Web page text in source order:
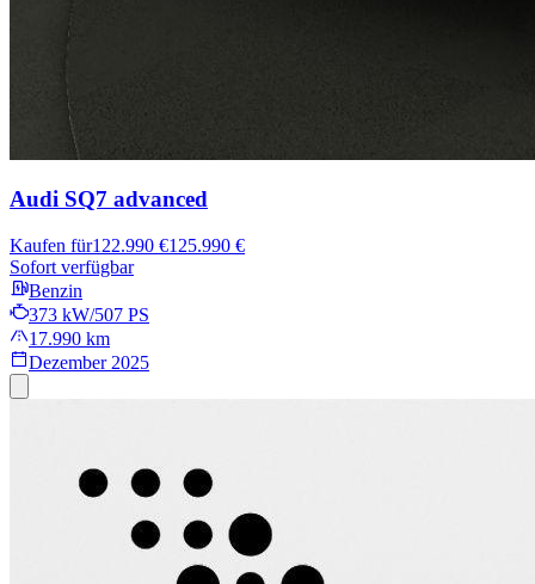
Audi SQ7 advanced
Kaufen für122.990 €125.990 €
Sofort verfügbar
Benzin
373 kW/507 PS
17.990 km
Dezember 2025